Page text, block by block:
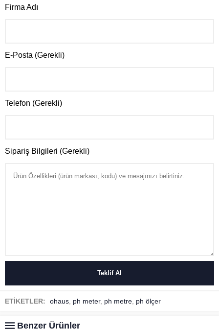
Firma Adı
E-Posta (Gerekli)
Telefon (Gerekli)
Sipariş Bilgileri (Gerekli)
ETİKETLER: ohaus ph meter, ph metre ph ölçer
Benzer Ürünler